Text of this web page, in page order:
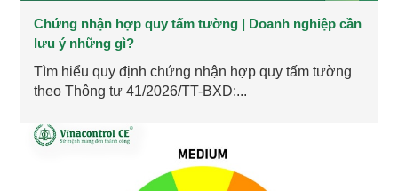
Chứng nhận hợp quy tấm tường | Doanh nghiệp cần
lưu ý những gì?
Tìm hiểu quy định chứng nhận hợp quy tấm tường
theo Thông tư 41/2026/TT-BXD:...